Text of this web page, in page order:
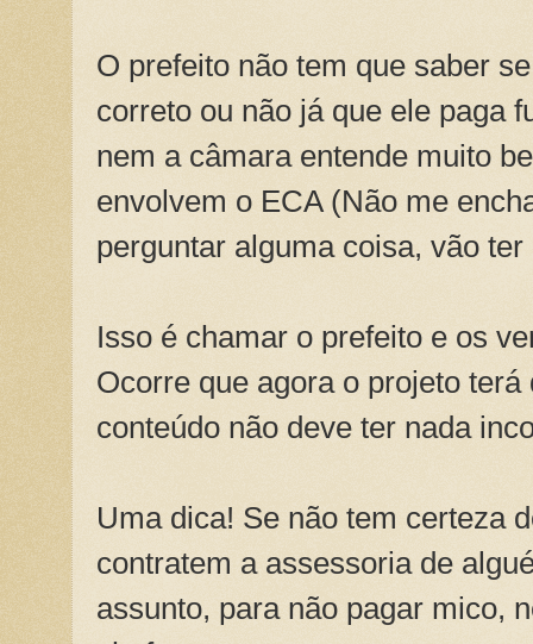
O prefeito não tem que saber
correto ou não já que ele paga
nem a câmara entende muito
envolvem o ECA (Não me
perguntar alguma coisa, vão
Isso é chamar o prefeito e os
Ocorre que agora o projeto
conteúdo não deve ter nada
Uma dica! Se não tem certeza
contratem a assessoria de
assunto, para não pagar mico,